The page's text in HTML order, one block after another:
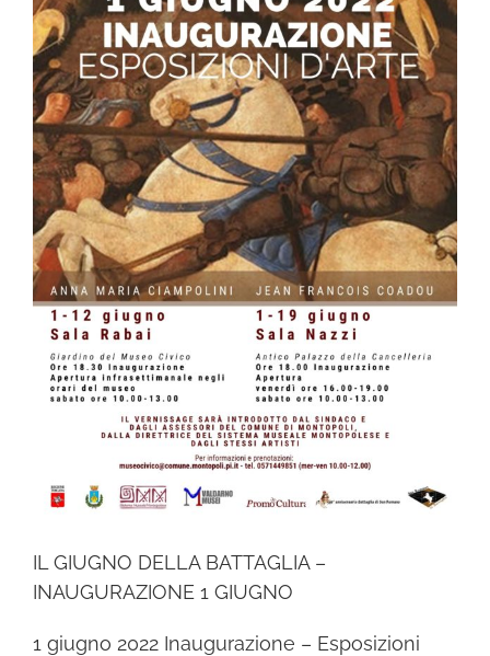
IL GIUGNO DELLA BATTAGLIA –
INAUGURAZIONE 1 GIUGNO
1 giugno 2022 Inaugurazione – Esposizioni